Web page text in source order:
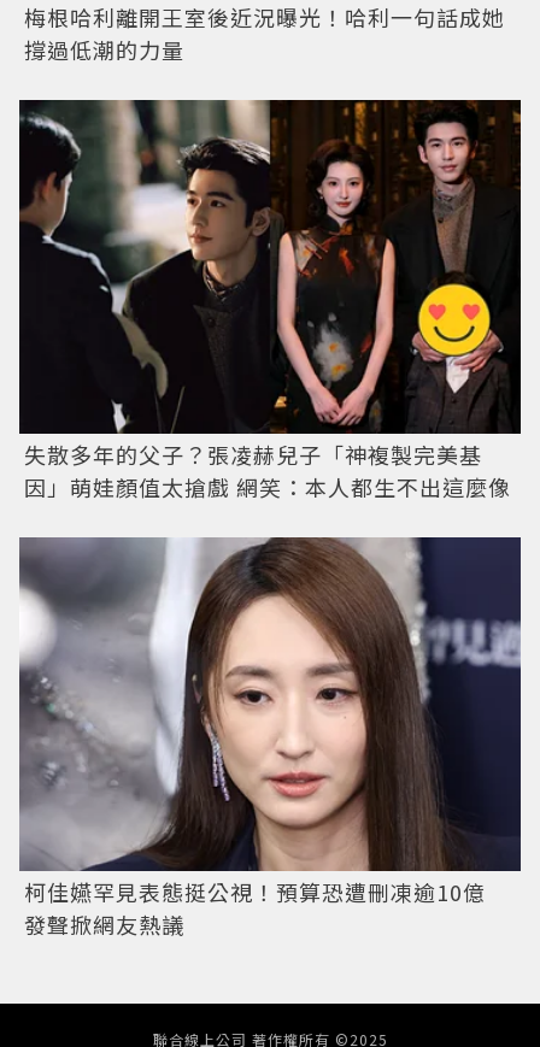
梅根哈利離開王室後近況曝光！哈利一句話成她
撐過低潮的力量
失散多年的父子？張凌赫兒子「神複製完美基
因」萌娃顏值太搶戲 網笑：本人都生不出這麼像
柯佳嬿罕見表態挺公視！預算恐遭刪凍逾10億
發聲掀網友熱議
聯合線上公司 著作權所有 ©2025